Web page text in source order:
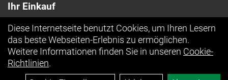
Ihr Einkauf
Top Artikel
Diese Internetseite benutzt Cookies, um Ihren Lesern
das beste Webseiten-Erlebnis zu ermöglichen.
Weitere Informationen finden Sie in unseren Cookie-
Richtlinien.